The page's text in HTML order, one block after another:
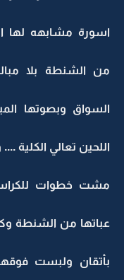
من الشنطة بلا
السواق وبصوتها
اللحين تعالي الكلية
مشت خطوات
عباتها من الشنطة
بأتقان ولبست